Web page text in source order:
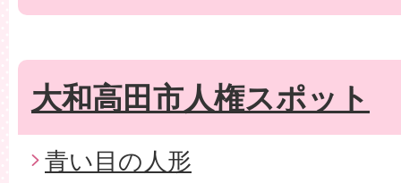
大和高田市人権スポット
青い目の人形